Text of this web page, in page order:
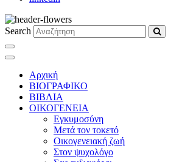
Search
Αρχική
ΒΙΟΓΡΑΦΙΚΟ
ΒΙΒΛΙΑ
ΟΙΚΟΓΕΝΕΙΑ
Εγκυμοσύνη
Μετά τον τοκετό
Οικογενειακή ζωή
Στον ψυχολόγο